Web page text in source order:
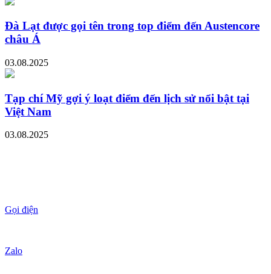
Đà Lạt được gọi tên trong top điểm đến Austencore
châu Á
03.08.2025
Tạp chí Mỹ gợi ý loạt điểm đến lịch sử nổi bật tại
Việt Nam
03.08.2025
Gọi điện
Zalo